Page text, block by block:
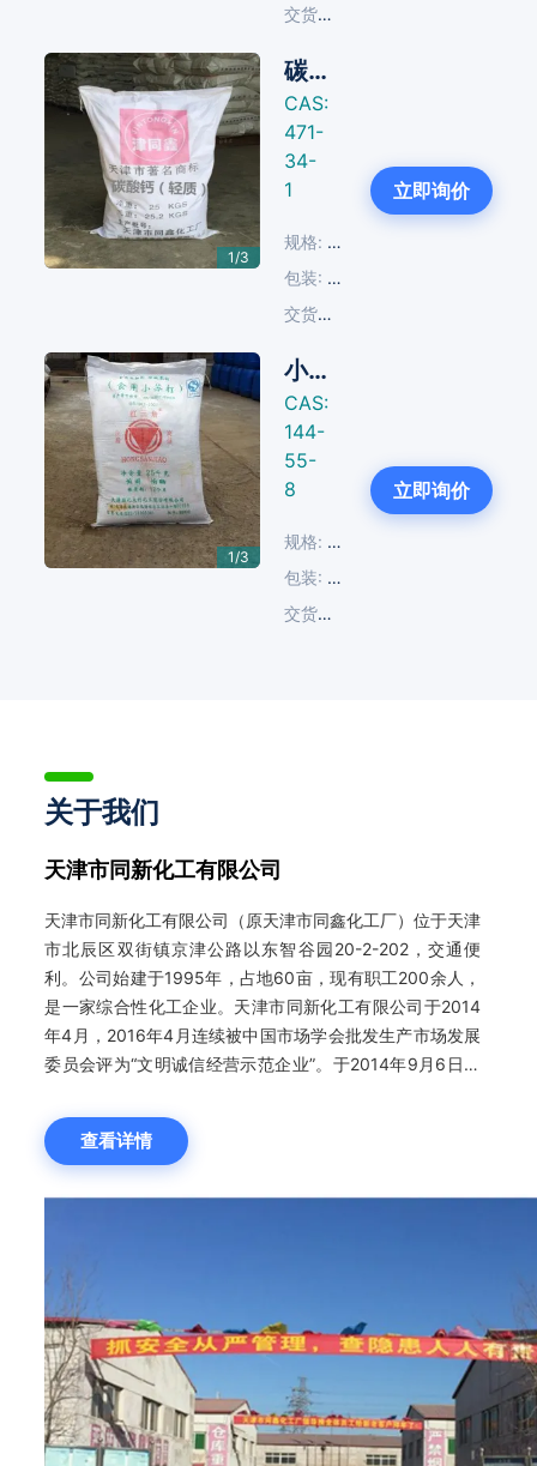
交货周期:
1/3
碳酸钙（轻质）
CAS:
471-
34-
1
规格:
≥99%
包装:
25 KG/塑编袋
交货周期:
立即询价
Next
1/3
小苏打
CAS:
144-
55-
8
规格:
≥99%
包装:
25 KG/塑编袋
交货周期:
立即询价
关于我们
天津市同新化工有限公司
天津市同新化工有限公司（原天津市同鑫化工厂）位于天津
市北辰区双街镇京津公路以东智谷园20-2-202，交通便
利。公司始建于1995年，占地60亩，现有职工200余人，
是一家综合性化工企业。天津市同新化工有限公司于2014
年4月，2016年4月连续被中国市场学会批发生产市场发展
委员会评为“文明诚信经营示范企业”。于2014年9月6日被
业”。于2015年8月被天津市科学技术委员会认定为“科技小
巨人企业”。 天津市同新化工有限公司是标准化企业，并通
过ISO9000：2002。 我们的检测标准是按标准化企业要
誉为质优、价廉供应商。现我厂主要客户有天津泰伦特化学
有限公司，天津阿克苏诺贝尔过氧化物有限公司，齐鲁制药
有限公司等。 我公司自有危险品储存仓库，运输队伍和三
位一体的运营模式，使我公司在市场中有着广阔的发展前景
和拓展空间。我厂生产及代理产品主要有：五水偏硅酸钠、
聚丙烯酰胺、硫化钠、活性炭、磷酸、磷酸三钠、氢氧化
查看详情